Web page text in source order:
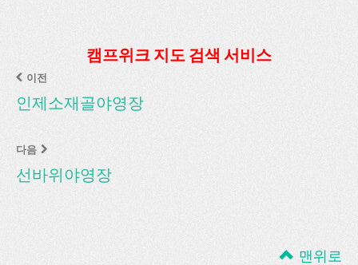
캠프위크 지도 검색 서비스
이전
인제소재골야영장
다음
선바위야영장
맨위로